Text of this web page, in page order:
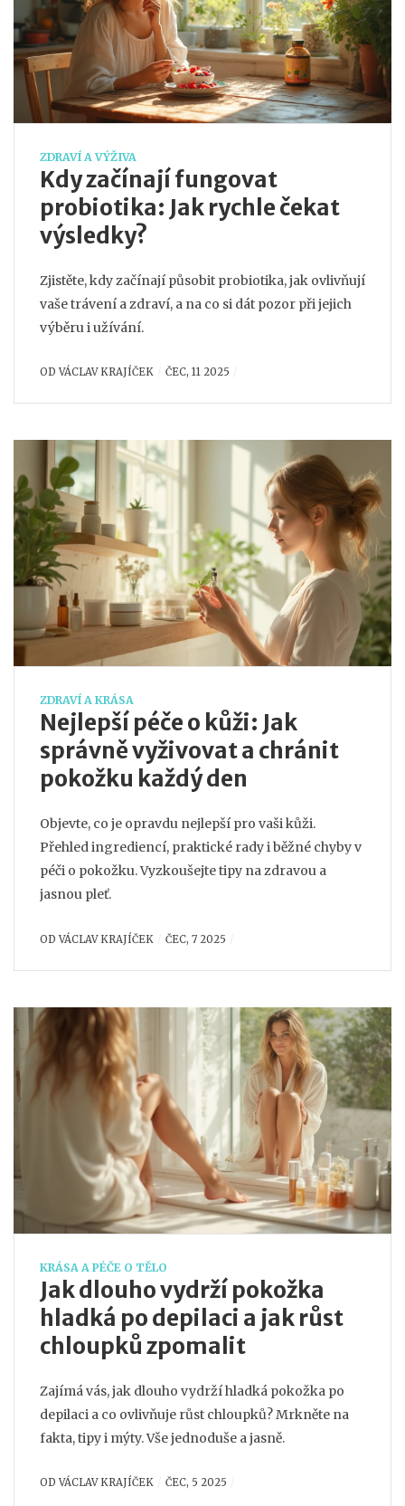
ZDRAVÍ A VÝŽIVA
Kdy začínají fungovat
probiotika: Jak rychle čekat
výsledky?
Zjistěte, kdy začínají působit probiotika, jak ovlivňují
vaše trávení a zdraví, a na co si dát pozor při jejich
výběru i užívání.
ODVÁCLAV KRAJÍČEK ČEC, 11 2025
ZDRAVÍ A KRÁSA
Nejlepší péče o kůži: Jak
správně vyživovat a chránit
pokožku každý den
Objevte, co je opravdu nejlepší pro vaši kůži.
Přehled ingrediencí, praktické rady i běžné chyby v
péči o pokožku. Vyzkoušejte tipy na zdravou a
jasnou pleť.
ODVÁCLAV KRAJÍČEK ČEC, 7 2025
KRÁSA A PÉČE O TĚLO
Jak dlouho vydrží pokožka
hladká po depilaci a jak růst
chloupků zpomalit
Zajímá vás, jak dlouho vydrží hladká pokožka po
depilaci a co ovlivňuje růst chloupků? Mrkněte na
fakta, tipy i mýty. Vše jednoduše a jasně.
ODVÁCLAV KRAJÍČEK ČEC, 5 2025